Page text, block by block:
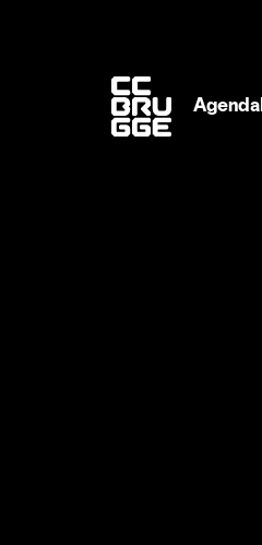
Agenda